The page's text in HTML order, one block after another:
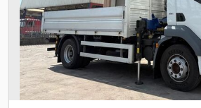
scule | Ne asumăm răspunderea pentru
dreptul de a vinde înainte de data
Dspswa